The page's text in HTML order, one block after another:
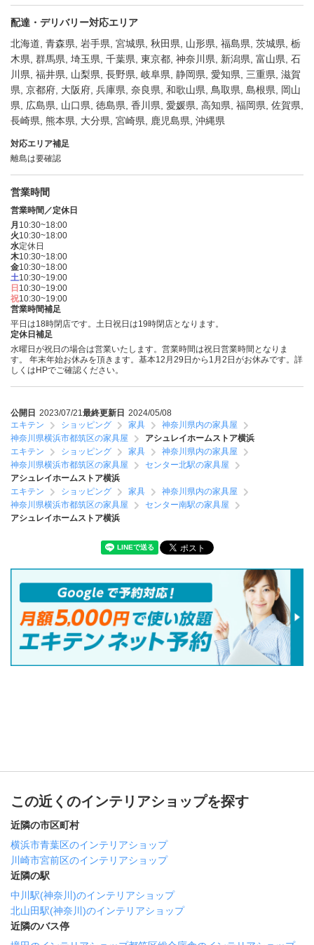
配達・デリバリー対応エリア
北海道, 青森県, 岩手県, 宮城県, 秋田県, 山形県, 福島県, 茨城県, 栃
木県, 群馬県, 埼玉県, 千葉県, 東京都, 神奈川県, 新潟県, 富山県, 石
川県, 福井県, 山梨県, 長野県, 岐阜県, 静岡県, 愛知県, 三重県, 滋賀
県, 京都府, 大阪府, 兵庫県, 奈良県, 和歌山県, 鳥取県, 島根県, 岡山
県, 広島県, 山口県, 徳島県, 香川県, 愛媛県, 高知県, 福岡県, 佐賀県,
長崎県, 熊本県, 大分県, 宮崎県, 鹿児島県, 沖縄県
対応エリア補足
離島は要確認
営業時間
営業時間／定休日
月 10:30~18:00
火10:30~18:00
水定休日
木10:30~18:00
金10:30~18:00
土10:30~19:00
日 10:30~19:00
祝10:30~19:00
営業時間補足
平日は18時閉店です。土日祝日は19時閉店となります。
定休日補足
水曜日が祝日の場合は営業いたします。営業時間は祝日営業時間となりま
す。 年末年始お休みを頂きます。基本12月29日から1月2日がお休みです。詳
しくはHPでご確認ください。
公開日 2023/07/21最終更新日 2024/05/08
エキテン
ショッピング 家具
神奈川県内の家具屋
神奈川県横浜市都筑区の家具屋
アシュレイホームストア横浜
エキテン
ショッピング 家具
神奈川県内の家具屋
神奈川県横浜市都筑区の家具屋
センター北駅の家具屋
アシュレイホームストア横浜
エキテン
ショッピング 家具
神奈川県内の家具屋
神奈川県横浜市都筑区の家具屋
センター南駅の家具屋
アシュレイホームストア横浜
この近くのインテリアショップを探す
近隣の市区町村
横浜市青葉区のインテリアショップ
川崎市宮前区のインテリアショップ
近隣の駅
中川駅(神奈川)のインテリアショップ
北山田駅(神奈川)のインテリアショップ
近隣のバス停